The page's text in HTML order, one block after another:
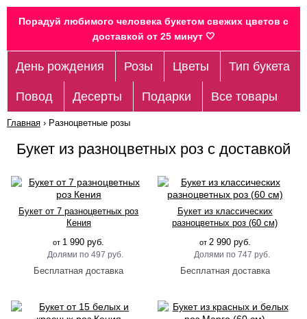
Порадуй любимого человека букетом свежих цветов c
доставкой от 25 минут 🤍
День рождения Розы Цветы Тип букета
Повод Десерты Подарки Все товары
Главная › Разноцветные розы
Букет из разноцветных роз с доставкой
Букет от 7 разноцветных роз
Кения
от 1 990 руб.
497 руб.
Букет из классических
разноцветных роз (60 см)
от 2 990 руб.
747 руб.